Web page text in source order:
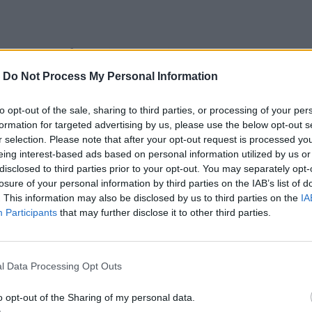
Do Not Process My Personal Information
opt-out of the sale, sharing to third parties, or processing of your
for targeted advertising by us, please use the below opt-out
selection. Please note that after your opt-out request is processed
interest-based ads based on personal information utilized by us
to third parties prior to your opt-out. You may separately
of your personal information by third parties on the IAB’s list of
This information may also be disclosed by us to third parties on the
Participants that may further disclose it to other third parties.
Data Processing Opt Outs
opt-out of the Sharing of my personal data.
της Πυροσβεστικής Υπηρεσίας Λάρισας,
για μια ακόμη φορά.
αρκετά χωριά. Η ενεργοποίηση του
Βασιλή, Υπέρεια, Μικρό Ευύδριο, Μεγάλο
προς Φάρσαλα, λόγω πλημμυρικών
περίπου στα 4 μέτρα, ενώ ξεπέρασε τα 6